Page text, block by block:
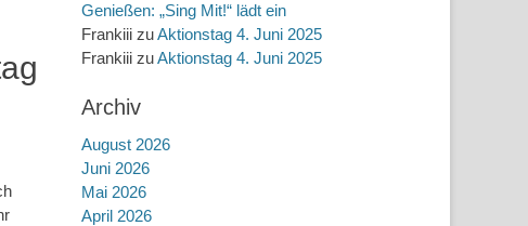
Genießen: „Sing Mit!“ lädt ein
Frankiii zuAktionstag 4. Juni 2025
Frankiii zuAktionstag 4. Juni 2025
Archiv
August 2026
Juni 2026
Mai 2026
April 2026